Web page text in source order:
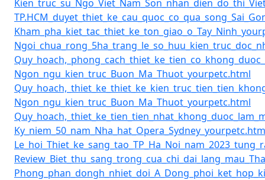
Ngon_ngu_kien_truc_Buon_Ma_Thuot_yourpetc.html
Ngon_ngu_kien_truc_Buon_Ma_Thuot_yourpetc.html